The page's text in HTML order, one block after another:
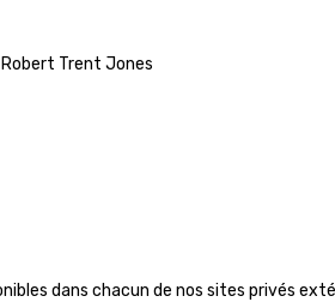
Trent Jones
dans chacun de nos sites privés